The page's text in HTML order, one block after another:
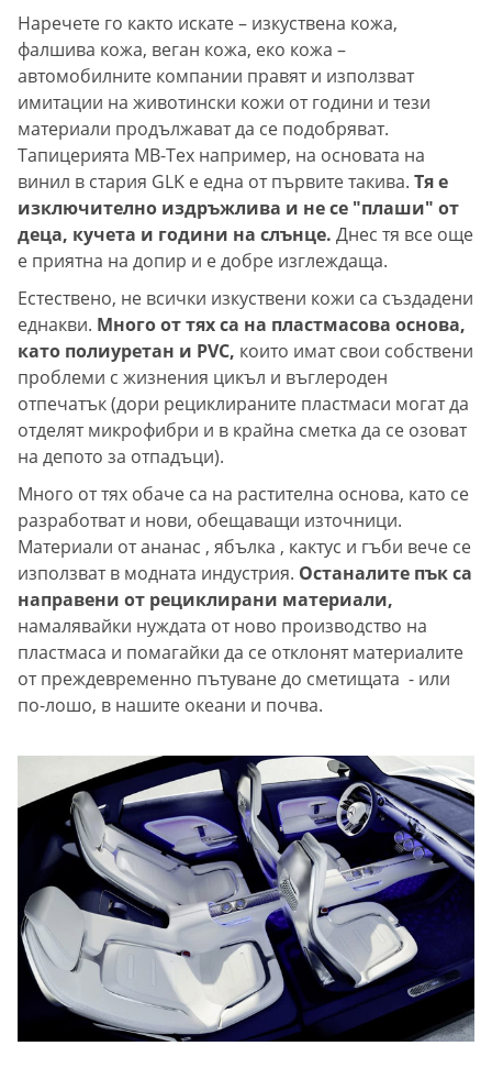
Наречете го както искате – изкуствена кожа,
фалшива кожа, веган кожа, еко кожа –
автомобилните компании правят и използват
имитации на животински кожи от години и тези
материали продължават да се подобряват.
Тапицерията MB-Tex например, на основата на
винил в стария GLK е една от първите такива. Тя е
изключително издръжлива и не се "плаши" от
деца, кучета и години на слънце. Днес тя все още
е приятна на допир и е добре изглеждаща.
Естествено, не всички изкуствени кожи са създадени
еднакви. Много от тях са на пластмасова основа,
като полиуретан и PVC, които имат свои собствени
проблеми с жизнения цикъл и въглероден
отпечатък (дори рециклираните пластмаси могат да
отделят микрофибри и в крайна сметка да се озоват
на депото за отпадъци).
Много от тях обаче са на растителна основа, като се
разработват и нови, обещаващи източници.
Материали от ананас , ябълка , кактус и гъби вече се
използват в модната индустрия. Останалите пък са
направени от рециклирани материали,
намалявайки нуждата от ново производство на
пластмаса и помагайки да се отклонят материалите
от преждевременно пътуване до сметищата - или
по-лошо, в нашите океани и почва.